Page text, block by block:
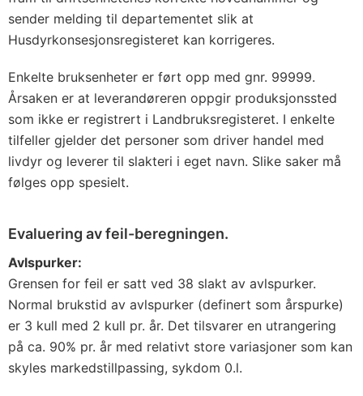
sender melding til departementet slik at
Husdyrkonsesjonsregisteret kan korrigeres.
Enkelte bruksenheter er ført opp med gnr. 99999.
Årsaken er at leverandøreren oppgir produksjonssted
som ikke er registrert i Landbruksregisteret. I enkelte
tilfeller gjelder det personer som driver handel med
livdyr og leverer til slakteri i eget navn. Slike saker må
følges opp spesielt.
Evaluering av feil-beregningen.
Avlspurker:
Grensen for feil er satt ved 38 slakt av avlspurker.
Normal brukstid av avlspurker (definert som årspurke)
er 3 kull med 2 kull pr. år. Det tilsvarer en utrangering
på ca. 90% pr. år med relativt store variasjoner som kan
skyles markedstillpassing, sykdom 0.l.